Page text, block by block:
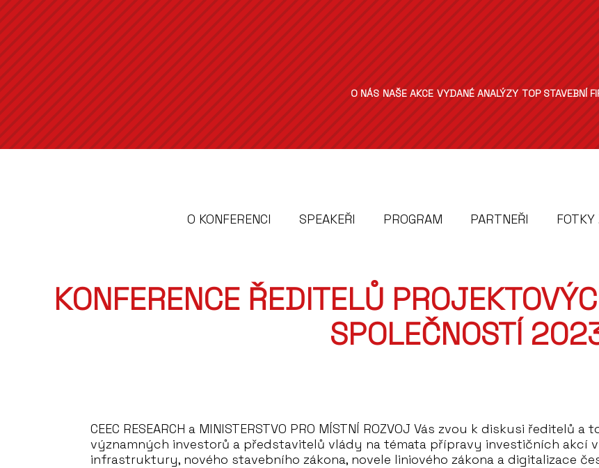
O NÁS NAŠE AKCE VYDANÉ ANALÝZY TOP STAVEBNÍ
O KONFERENCI SPEAKEŘI PROGRAM PARTNEŘI FOTKY
KONFERENCE ŘEDITELŮ
SPOLEČNOSTÍ
CEEC RESEARCH a MINISTERSTVO PRO MÍSTNÍ ROZVOJ Vás zvou k diskusi
významných investorů a představitelů vlády na témata přípravy investičních akcí
infrastruktury, nového stavebního zákona, novele liniového zákona a digitalizace